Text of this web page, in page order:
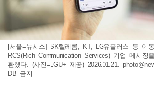
[서울=뉴시스] SK텔레콤, KT, LG유플러스 등 이
RCS(Rich Communication Services) 기업 메시징
환했다. (사진=LGU+ 제공) 2026.01.21.
DB 금지